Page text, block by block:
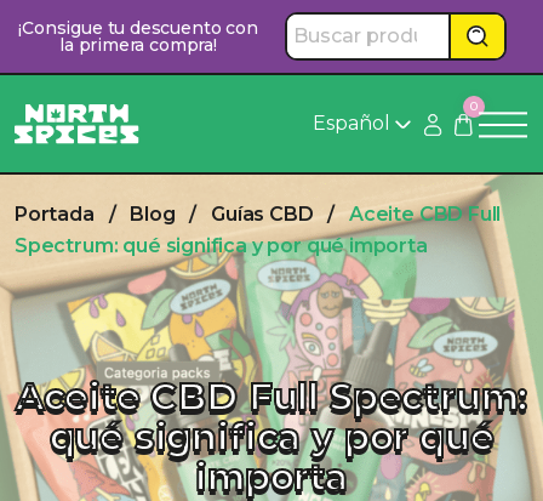
contenido
¡Consigue tu descuento con
la primera compra!
Español
0
Portada / Blog / Guías CBD / Aceite CBD Full
Spectrum: qué significa y por qué importa
Aceite CBD Full Spectrum:
qué significa y por qué
importa